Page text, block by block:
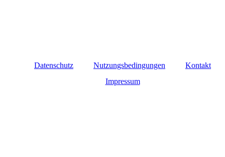
Datenschutz Nutzungsbedingungen
Kontakt
Impressum